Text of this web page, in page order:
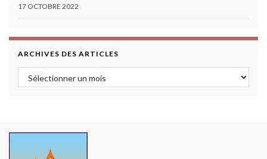
17 OCTOBRE 2022
ARCHIVES DES ARTICLES
Archives des articles